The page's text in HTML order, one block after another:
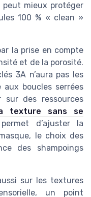
peut mieux protéger
100 % « clean »
la prise en compte
et de la porosité.
3A n’aura pas les
aux boucles serrées
des ressources
texture sans se
d’ajuster la
le choix des
des shampoings
sur les textures
un point